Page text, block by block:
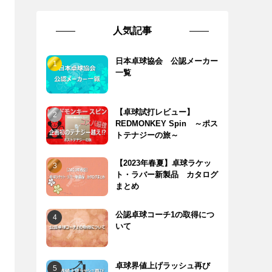
人気記事
日本卓球協会 公認メーカー
一覧
【卓球試打レビュー】
REDMONKEY Spin ～ポス
トテナジーの旅～
【2023年春夏】卓球ラケッ
ト・ラバー新製品 カタログ
まとめ
公認卓球コーチ1の取得につ
いて
卓球界値上げラッシュ再び